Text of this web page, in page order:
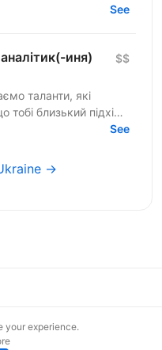
України —
See
иня) $$
таланти, які
близький підхід
на
See
→
your experience.